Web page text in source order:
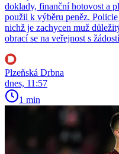
doklady, finanční hotovost a
použil k výběru peněz.
nichž je zachycen muž
obrací se na veřejnost s
Plzeňská Drbna
dnes, 11:57
1 min